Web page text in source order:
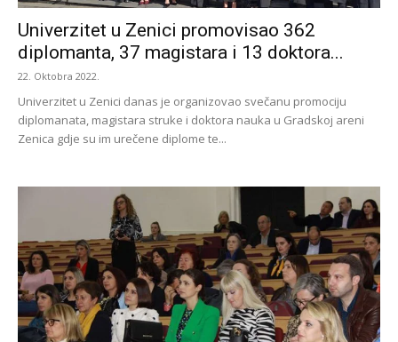
Univerzitet u Zenici promovisao 362
diplomanta, 37 magistara i 13 doktora...
22. Oktobra 2022.
Univerzitet u Zenici danas je organizovao svečanu promociju
diplomanata, magistara struke i doktora nauka u Gradskoj areni
Zenica gdje su im urečene diplome te...